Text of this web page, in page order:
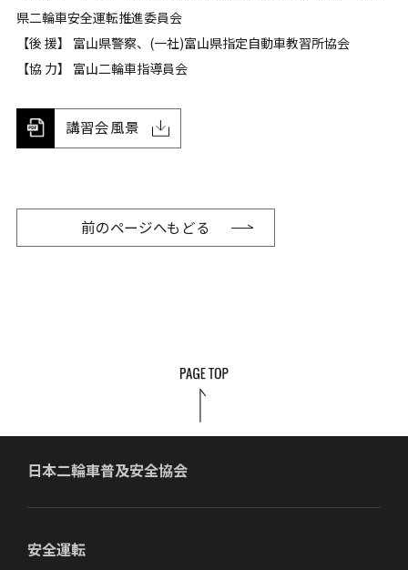
県二輪車安全運転推進委員会
【後 援】 富山県警察、(一社)富山県指定自動車教習所協会
【協 力】 富山二輪車指導員会
講習会風景
前のページへもどる
日本二輪車普及安全協会
安全運転